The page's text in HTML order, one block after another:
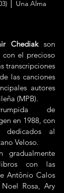
│ Una Alma
Chediak son
el precioso
transcripciones
las canciones
autores
(MPB).
de
en 1988, con
dedicados al
Veloso.
con las
Antônio Calos
Rosa, Ary